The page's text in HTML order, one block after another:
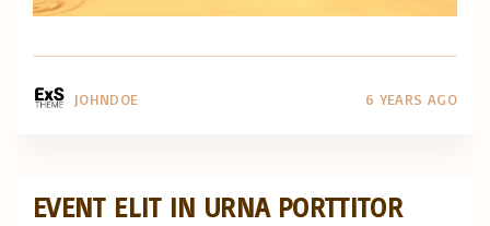
JOHNDOE 6 YEARS AGO
EVENT ELIT IN URNA PORTTITOR